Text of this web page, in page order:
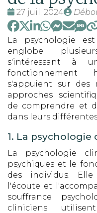
Date
:
27 juil. 2024
par
La psychologie
englobe
s'intéressant à
fonctionnement
s'appuient sur des
approches
de comprendre et
dans leurs
1. La psychologie
La psychologie
psychiques et le
des individus.
l'écoute et
souffrance
cliniciens